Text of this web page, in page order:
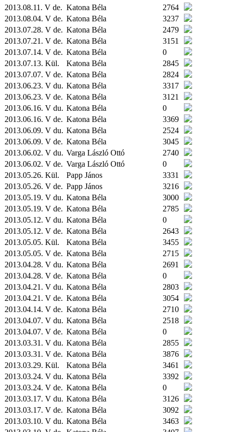
2013.08.11. V de. Katona Béla
2764
2013.08.04. V de. Katona Béla
3237
2013.07.28. V de. Katona Béla
2479
2013.07.21. V de. Katona Béla
3151
2013.07.14. V de. Katona Béla
0
2013.07.13. Kül. Katona Béla
2845
2013.07.07. V de. Katona Béla
2824
2013.06.23. V du. Katona Béla
3317
2013.06.23. V de. Katona Béla
3121
2013.06.16. V du. Katona Béla
0
2013.06.16. V de. Katona Béla
3369
2013.06.09. V du. Katona Béla
2524
2013.06.09. V de. Katona Béla
3045
2013.06.02. V du. Varga László Ottó
2740
2013.06.02. V de. Varga László Ottó
0
2013.05.26. Kül. Papp János
3331
2013.05.26. V de. Papp János
3216
2013.05.19. V du. Katona Béla
3000
2013.05.19. V de. Katona Béla
2785
2013.05.12. V du. Katona Béla
0
2013.05.12. V de. Katona Béla
2643
2013.05.05. Kül. Katona Béla
3455
2013.05.05. V de. Katona Béla
2715
2013.04.28. V du. Katona Béla
2691
2013.04.28. V de. Katona Béla
0
2013.04.21. V du. Katona Béla
2803
2013.04.21. V de. Katona Béla
3054
2013.04.14. V de. Katona Béla
2710
2013.04.07. V du. Katona Béla
2518
2013.04.07. V de. Katona Béla
0
2013.03.31. V du. Katona Béla
2855
2013.03.31. V de. Katona Béla
3876
2013.03.29. Kül. Katona Béla
3461
2013.03.24. V du. Katona Béla
3392
2013.03.24. V de. Katona Béla
0
2013.03.17. V du. Katona Béla
3126
2013.03.17. V de. Katona Béla
3092
2013.03.10. V du. Katona Béla
3463